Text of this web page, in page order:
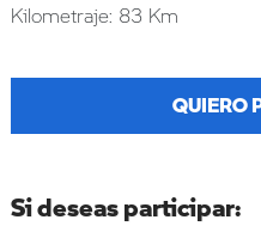
Kilometraje: 83 Km
QUIERO
Si deseas participar: